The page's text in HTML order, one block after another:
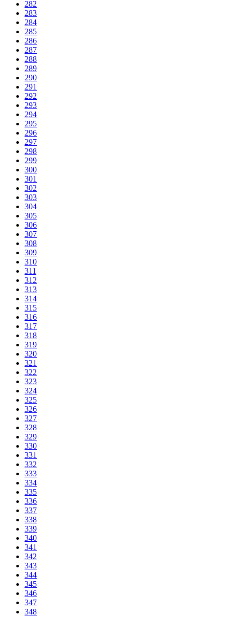
282
283
284
285
286
287
288
289
290
291
292
293
294
295
296
297
298
299
300
301
302
303
304
305
306
307
308
309
310
311
312
313
314
315
316
317
318
319
320
321
322
323
324
325
326
327
328
329
330
331
332
333
334
335
336
337
338
339
340
341
342
343
344
345
346
347
348